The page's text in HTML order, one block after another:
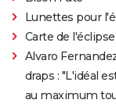
Lunettes pour
Carte de
Alvaro
draps : "L'idéal
au maximum